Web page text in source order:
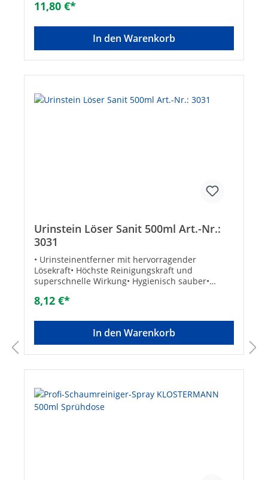
Kläranlagen• Inhalt: 500 g (10
(alte Version), TECE, GROHE, SANIT (Eisenberg)
und Conel VIS Einwurfschächte
11,80 €*
In den Warenkorb
Urinstein Löser Sanit 500ml Art.-Nr.:
3031
• Urinsteinentferner mit hervorragender
Lösekraft• Höchste Reinigungskraft und
superschnelle Wirkung• Hygienisch sauber•
mlTechnische DatenHersteller Art-Nr.:
8,12 €*
In den Warenkorb